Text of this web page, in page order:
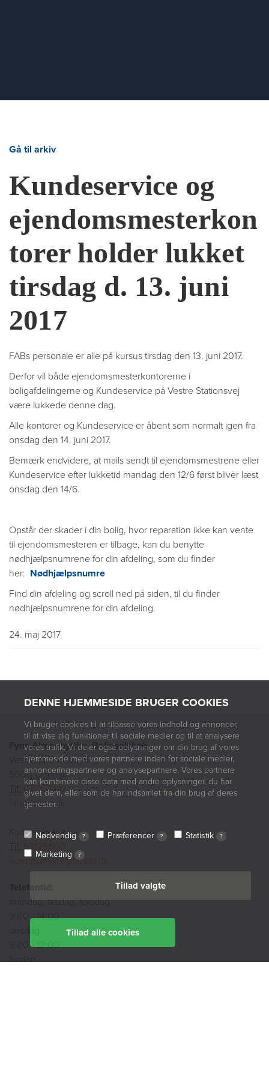
DENNE HJEMMESIDE BRUGER COOKIES
Vi bruger cookies til at tilpasse vores indhold og annoncer,
til at vise dig funktioner til sociale medier og til at analysere
vores trafik. Vi deler også oplysninger om din brug af vores
hjemmeside med vores partnere inden for sociale medier,
annonceringspartnere og analysepartnere. Vores partnere
kan kombinere disse data med andre oplysninger, du har
givet dem, eller som de har indsamlet fra din brug af deres
tjenester.
Nødvendig ? Præferencer ? Statistik ?
Marketing ?
Tillad valgte
Tillad alle cookies
Gå til arkiv
Kundeservice og
ejendomsmesterkon
torer holder lukket
tirsdag d. 13. juni
2017
FABs personale er alle på kursus tirsdag den 13. juni 2017.
Derfor vil både ejendomsmesterkontorerne i
boligafdelingerne og Kundeservice på Vestre Stationsvej
være lukkede denne dag.
Alle kontorer og Kundeservice er åbent som normalt igen fra
onsdag den 14. juni 2017.
Bemærk endvidere, at mails sendt til ejendomsmestrene eller
Kundeservice efter lukketid mandag den 12/6 først bliver læst
onsdag den 14/6.
Opstår der skader i din bolig, hvor reparation ikke kan vente
til ejendomsmesteren er tilbage, kan du benytte
nødhjælpsnumrene for din afdeling, som du finder
her: Nødhjælpsnumre
Find din afdeling og scroll ned på siden, til du finder
nødhjælpsnumrene for din afdeling.
24. maj 2017
Fyns Almennyttige Boligselskab
Vestre Stationsvej 5
5000 Odense
63125600
fab@fabbo.dk
Kundeservice
63125600
kundeservice@fabbo.dk
mandag, tirsdag, torsdag
9:00 - 14:00
9:00 - 12:00
fredag